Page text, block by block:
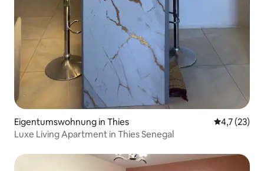
Eigentumswohnung in Thies
4,7 (23)
Luxe Living Apartment in Thies Senegal